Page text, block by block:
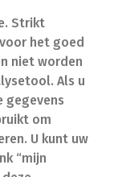
Strikt
het goed
niet worden
Als u
gegevens
om
U kunt uw
“mijn
nood
vragen